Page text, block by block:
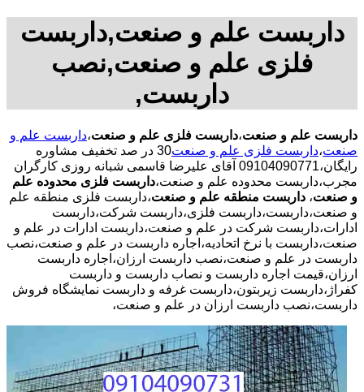
داربست علم و صنعت,داربست
فلزی علم و صنعت,نصب
داربست,
داربست علم و صنعت،داربست فلزی علم و صنعت،داربست علم و
صنعت،داربست فلزی علم و صنعت
30 در صد تخفیف مشاوره
رایگان،09104090771 آقای علیرضا قاسمی شبانه روزی کارگران
مجرب،داربست محدوده علم و صنعت،داربست فلزی محدوده علم
و صنعت، داربست منطقه علم و صنعت،داربست فلزی منطقه علم
و صنعت،داربست،داربست فلزی،داربست شرکت،داربست
ادارات،داربست شرکت در علم و صنعت،داربست ادارات در علم و
صنعت،داربست با نرخ اتحادیه،اجاره داربست در علم و صنعت،نصب
داربست در علم و صنعت،نصب داربست ارزان،اجاره داربست
ارزان،قیمت اجاره داربست و نصاب داربست و داربست
کفراژ،داربست زیربتون،داربست غرفه و داربست نمایشگاه فروش
داربست،نصب داربست ارزان در علم و صنعت،